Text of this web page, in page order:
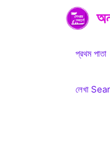
প্রথম পাতা
লেখা